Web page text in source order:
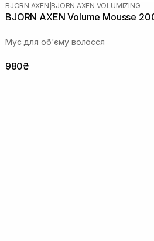
BJORN AXEN BJORN AXEN VOLUMIZING
BJORN AXEN Volume Mousse
Мус для об'єму волосся
980₴